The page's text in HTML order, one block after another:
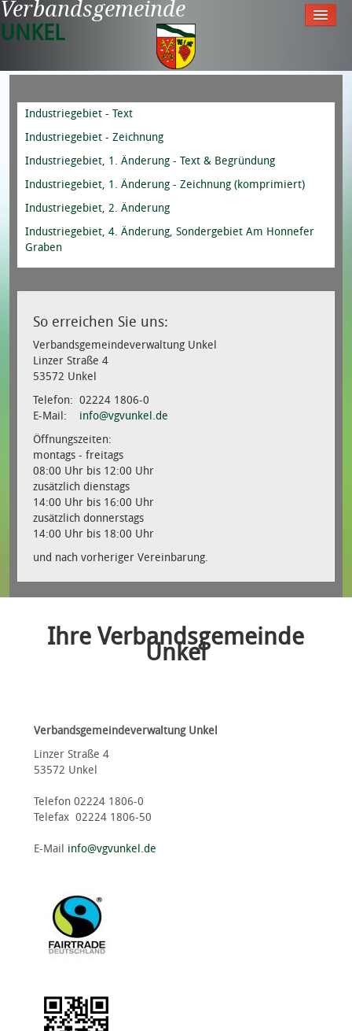
Verbandsgemeinde
UNKEL
Aktuell
Meine Gemeinde
Rathaus
Industriegebiet - Text
Industriegebiet - Zeichnung
Industriegebiet, 1. Änderung - Text & Begründung
Industriegebiet, 1. Änderung - Zeichnung (komprimiert)
Industriegebiet, 2. Änderung
Industriegebiet, 4. Änderung, Sondergebiet Am Honnefer
Graben
So erreichen Sie uns:
Verbandsgemeindeverwaltung Unkel
Linzer Straße 4
53572 Unkel
Telefon: 02224 1806-0
E-Mail: info@vgvunkel.de
Öffnungszeiten:
montags - freitags
08:00 Uhr bis 12:00 Uhr
zusätzlich dienstags
14:00 Uhr bis 16:00 Uhr
zusätzlich donnerstags
14:00 Uhr bis 18:00 Uhr
und nach vorheriger Vereinbarung.
Ihre Verbandsgemeinde
Unkel
Verbandsgemeindeverwaltung Unkel
Linzer Straße 4
53572 Unkel
Telefon 02224 1806-0
Telefax 02224 1806-50
E-Mail info@vgvunkel.de